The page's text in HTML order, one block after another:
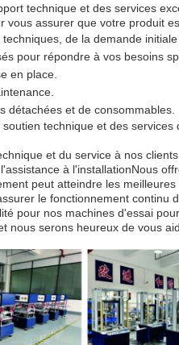
technique et des services
assurer que votre produit
de la demande
pour répondre à vos besoins
en place.
détachées et de consommables.
technique et des
et du service à nos
à l'installationNous
peut atteindre les
le fonctionnement
pour nos machines d'essai
nous serons heureux de vous